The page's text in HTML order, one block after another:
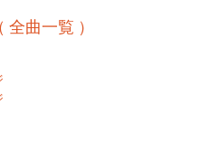
全曲一覧 ）